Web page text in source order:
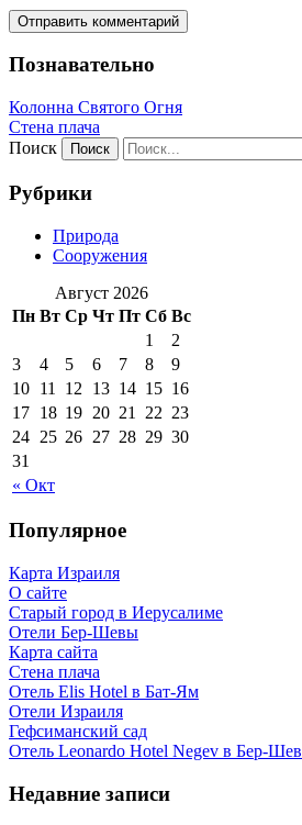
Познавательно
Колонна Святого Огня
Стена плача
Поиск
Рубрики
Природа
Сооружения
Август 2026
Пн Вт Ср Чт Пт Сб Вс
« Окт
1
2
3
4 5 6 7 8
9
10 11 12 13 14 15 16
17 18 19 20 21 22 23
24 25 26 27 28 29 30
31
Популярное
Карта Израиля
О сайте
Старый город в Иерусалиме
Отели Бер-Шевы
Карта сайта
Стена плача
Отель Elis Hotel в Бат-Ям
Отели Израиля
Гефсиманский сад
Отель Leonardo Hotel Negev в Бер-
Недавние записи